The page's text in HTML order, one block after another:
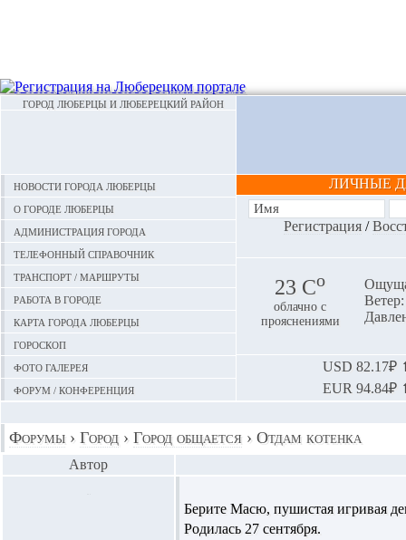
ГОРОД ЛЮБЕРЦЫ И ЛЮБЕРЕЦКИЙ РАЙОН
Новости города Люберцы
О городе Люберцы
Администрация города
Телефонный справочник
Транспорт / маршруты
Работа в городе
Карта города Люберцы
Гороскоп
Фото галерея
Форум / конференция
ЛИЧНЫЕ
Регистрация/
23 Сo
облачно с
прояснениями
USD 82.17₽
EUR 94.84₽
Форумы › Город › Город общается › Отдам котенка
Автор
Берите Масю, пушистая игривая
Родилась 27 сентября.